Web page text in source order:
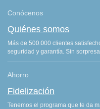
Conócenos
Quiénes somos
Más de 500.000 clientes
seguridad y garantía. Sin
Ahorro
Fidelización
Tenemos el programa que te da